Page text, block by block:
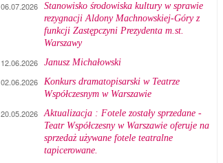
06.07.2026 Stanowisko środowiska kultury w sprawie
rezygnacji Aldony Machnowskiej-Góry z
funkcji Zastępczyni Prezydenta m.st.
Warszawy
12.06.2026 Janusz Michałowski
02.06.2026 Konkurs dramatopisarski w Teatrze
Współczesnym w Warszawie
20.05.2026 Aktualizacja : Fotele zostały sprzedane -
Teatr Współczesny w Warszawie oferuje na
sprzedaż używane fotele teatralne
tapicerowane.